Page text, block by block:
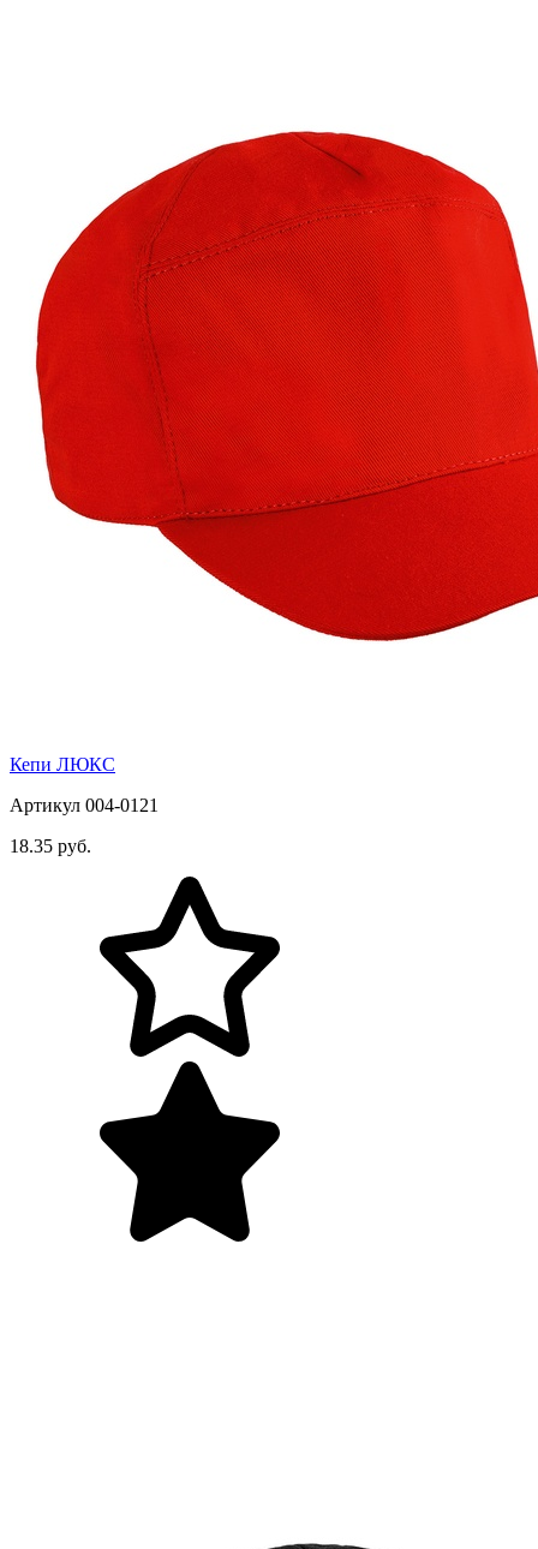
Кепи ЛЮКС
Артикул 004-0121
18.35 руб.